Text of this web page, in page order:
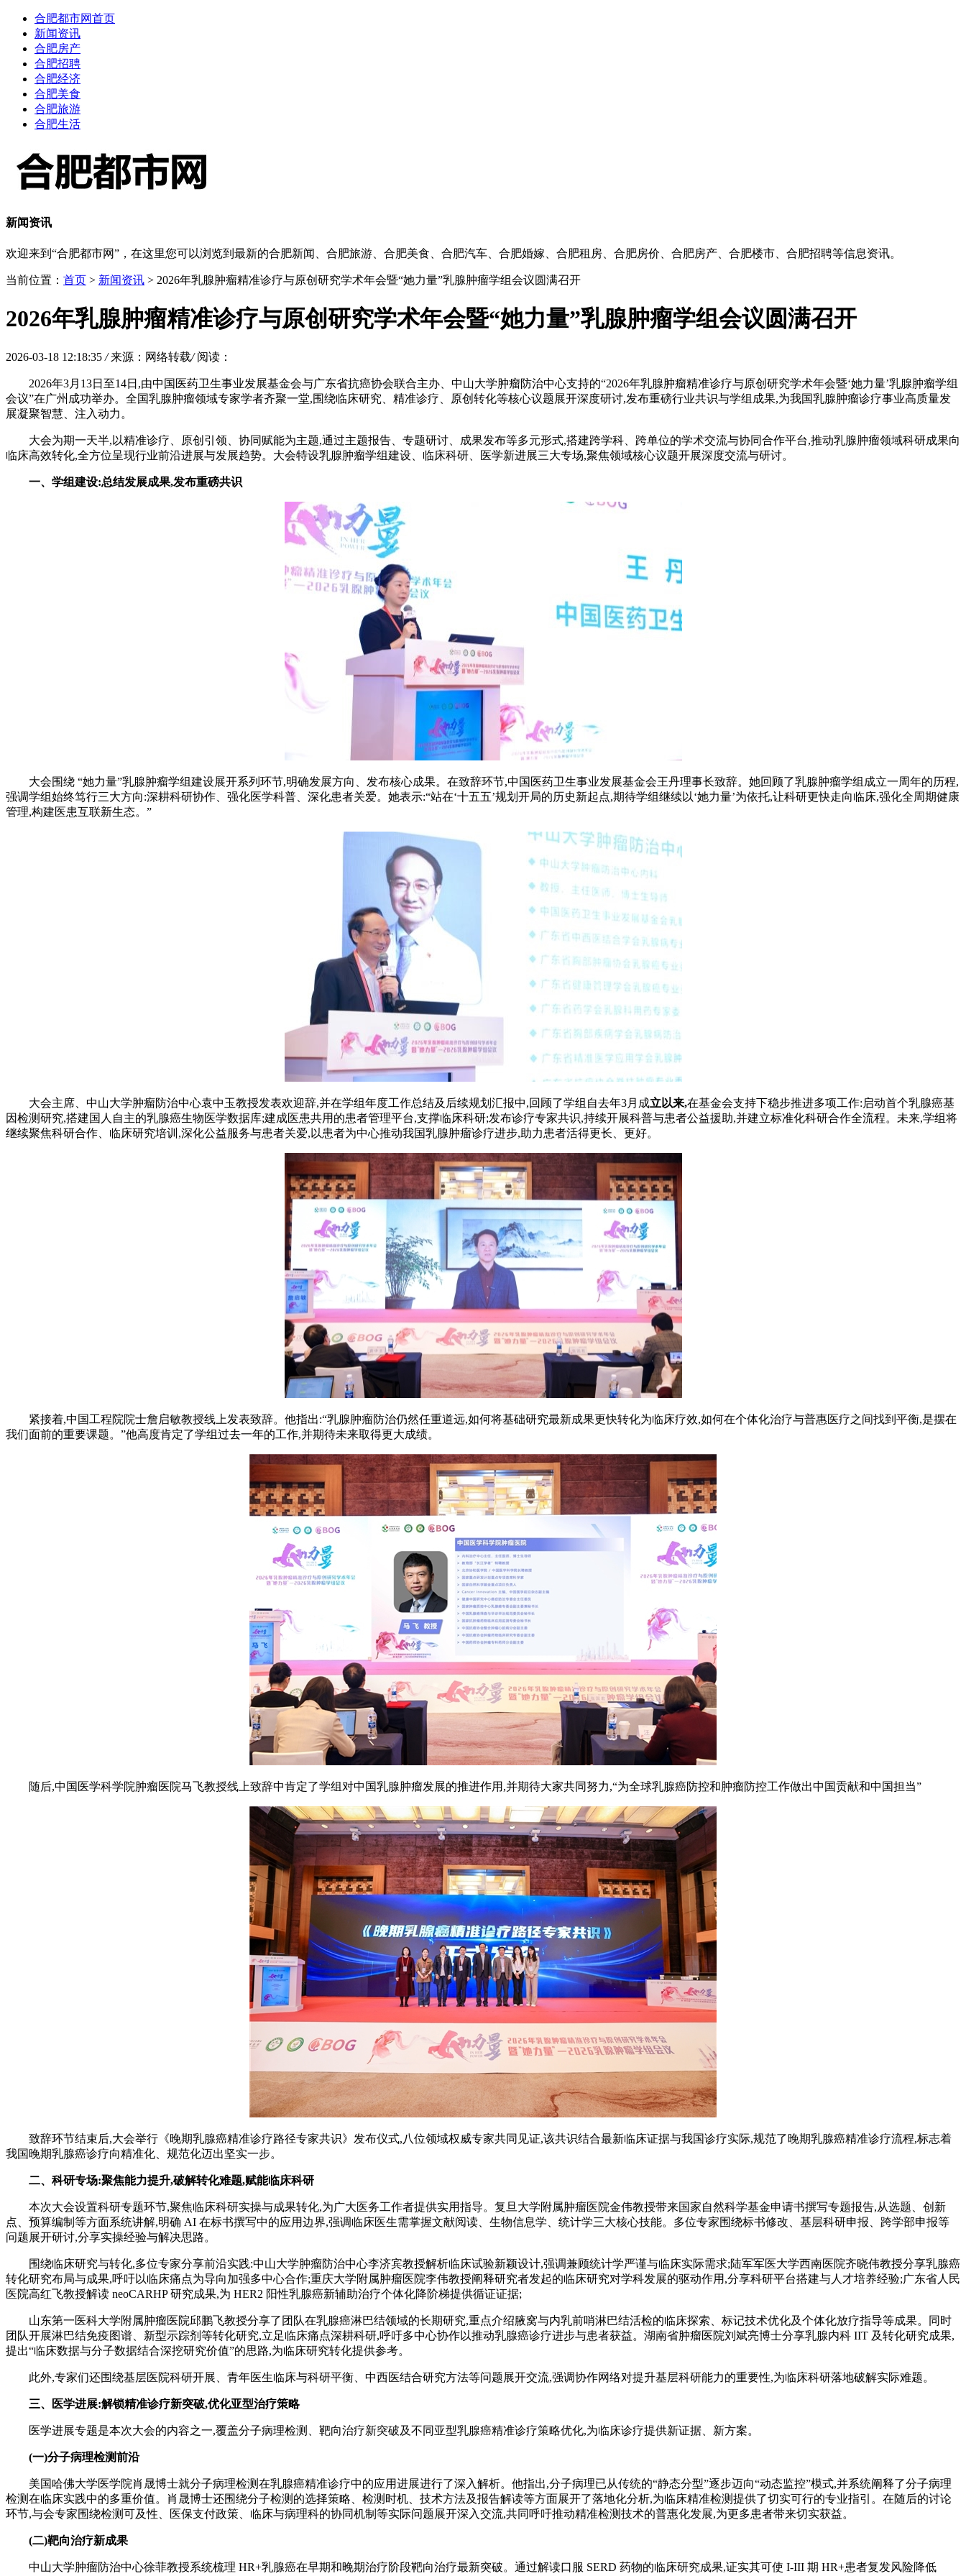
合肥都市网首页
新闻资讯
合肥房产
合肥招聘
合肥经济
合肥美食
合肥旅游
合肥生活
新闻资讯
欢迎来到“合肥都市网”，在这里您可以浏览到最新的合肥新闻、合肥旅游、合肥美食、合肥汽车、合肥婚嫁、合肥租房、合肥房价、合肥房产、合肥楼市、合肥招聘等信息资讯。
当前位置： 首页 > 新闻资讯 > 2026年乳腺肿瘤精准诊疗与原创研究学术年会暨“她力量”乳腺肿瘤学组会议圆满召开
2026年乳腺肿瘤精准诊疗与原创研究学术年会暨“她力量”乳腺肿瘤学组会议圆满召开
2026-03-18 12:18:35/ 来源：网络转载/ 阅读：
2026年3月13日至14日,由中国医药卫生事业发展基金会与广东省抗癌协会联合主办、中山大学肿瘤防治中心支持的“2026年乳腺肿瘤精准诊疗与原创研究学术年会暨‘她力量’乳腺肿瘤学组
会议”在广州成功举办。全国乳腺肿瘤领域专家学者齐聚一堂,围绕临床研究、精准诊疗、原创转化等核心议题展开深度研讨,发布重磅行业共识与学组成果,为我国乳腺肿瘤诊疗事业高质量发
展凝聚智慧、注入动力。
大会为期一天半,以精准诊疗、原创引领、协同赋能为主题,通过主题报告、专题研讨、成果发布等多元形式,搭建跨学科、跨单位的学术交流与协同合作平台,推动乳腺肿瘤领域科研成果向
临床高效转化,全方位呈现行业前沿进展与发展趋势。大会特设乳腺肿瘤学组建设、临床科研、医学新进展三大专场,聚焦领域核心议题开展深度交流与研讨。
一、 学组建设:总结发展成果,发布重磅共识
大会围绕 “她力量”乳腺肿瘤学组建设展开系列环节,明确发展方向、发布核心成果。在致辞环节,中国医药卫生事业发展基金会王丹理事长致辞。她回顾了乳腺肿瘤学组成立一周年的历程,
强调学组始终笃行三大方向:深耕科研协作、强化医学科普、深化患者关爱。她表示:“站在‘十五五’规划开局的历史新起点,期待学组继续以‘她力量’为依托,让科研更快走向临床,强化全周期健康
管理,构建医患互联新生态。”
大会主席、中山大学肿瘤防治中心袁中玉教授发表欢迎辞,并在学组年度工作总结及后续规划汇报中,回顾了学组自去年3月成立以来,在基金会支持下稳步推进多项工作:启动首个乳腺癌基
因检测研究,搭建国人自主的乳腺癌生物医学数据库;建成医患共用的患者管理平台,支撑临床科研;发布诊疗专家共识,持续开展科普与患者公益援助,并建立标准化科研合作全流程。未来,学组将
继续聚焦科研合作、临床研究培训,深化公益服务与患者关爱,以患者为中心推动我国乳腺肿瘤诊疗进步,助力患者活得更长、更好。
紧接着,中国工程院院士詹启敏教授线上发表致辞。他指出:“乳腺肿瘤防治仍然任重道远,如何将基础研究最新成果更快转化为临床疗效,如何在个体化治疗与普惠医疗之间找到平衡,是摆在
我们面前的重要课题。”他高度肯定了学组过去一年的工作,并期待未来取得更大成绩。
随后,中国医学科学院肿瘤医院马飞教授线上致辞中肯定了学组对中国乳腺肿瘤发展的推进作用,并期待大家共同努力,“为全球乳腺癌防控和肿瘤防控工作做出中国贡献和中国担当”
致辞环节结束后,大会举行《晚期乳腺癌精准诊疗路径专家共识》发布仪式,八位领域权威专家共同见证,该共识结合最新临床证据与我国诊疗实际,规范了晚期乳腺癌精准诊疗流程,标志着
我国晚期乳腺癌诊疗向精准化、规范化迈出坚实一步。
二、 科研专场:聚焦能力提升,破解转化难题,赋能临床科研
本次大会设置科研专题环节,聚焦临床科研实操与成果转化,为广大医务工作者提供实用指导。复旦大学附属肿瘤医院金伟教授带来国家自然科学基金申请书撰写专题报告,从选题、创新
点、预算编制等方面系统讲解,明确 AI 在标书撰写中的应用边界,强调临床医生需掌握文献阅读、生物信息学、统计学三大核心技能。多位专家围绕标书修改、基层科研申报、跨学部申报等
问题展开研讨,分享实操经验与解决思路。
围绕临床研究与转化,多位专家分享前沿实践:中山大学肿瘤防治中心李济宾教授解析临床试验新颖设计,强调兼顾统计学严谨与临床实际需求;陆军军医大学西南医院齐晓伟教授分享乳腺癌
转化研究布局与成果,呼吁以临床痛点为导向加强多中心合作;重庆大学附属肿瘤医院李伟教授阐释研究者发起的临床研究对学科发展的驱动作用,分享科研平台搭建与人才培养经验;广东省人民
医院高红飞教授解读 neoCARHP 研究成果,为 HER2 阳性乳腺癌新辅助治疗个体化降阶梯提供循证证据;
山东第一医科大学附属肿瘤医院邱鹏飞教授分享了团队在乳腺癌淋巴结领域的长期研究,重点介绍腋窝与内乳前哨淋巴结活检的临床探索、标记技术优化及个体化放疗指导等成果。同时
团队开展淋巴结免疫图谱、新型示踪剂等转化研究,立足临床痛点深耕科研,呼吁多中心协作以推动乳腺癌诊疗进步与患者获益。湖南省肿瘤医院刘斌亮博士分享乳腺内科 IIT 及转化研究成果,
提出“临床数据与分子数据结合深挖研究价值”的思路,为临床研究转化提供参考。
此外,专家们还围绕基层医院科研开展、青年医生临床与科研平衡、中西医结合研究方法等问题展开交流,强调协作网络对提升基层科研能力的重要性,为临床科研落地破解实际难题。
三、 医学进展:解锁精准诊疗新突破,优化亚型治疗策略
医学进展专题是本次大会的内容之一,覆盖分子病理检测、靶向治疗新突破及不同亚型乳腺癌精准诊疗策略优化,为临床诊疗提供新证据、新方案。
(一)分子病理检测前沿
美国哈佛大学医学院肖晟博士就分子病理检测在乳腺癌精准诊疗中的应用进展进行了深入解析。他指出,分子病理已从传统的“静态分型”逐步迈向“动态监控”模式,并系统阐释了分子病理
检测在临床实践中的多重价值。肖晟博士还围绕分子检测的选择策略、检测时机、技术方法及报告解读等方面展开了落地化分析,为临床精准检测提供了切实可行的专业指引。在随后的讨论
环节,与会专家围绕检测可及性、医保支付政策、临床与病理科的协同机制等实际问题展开深入交流,共同呼吁推动精准检测技术的普惠化发展,为更多患者带来切实获益。
(二)靶向治疗新成果
中山大学肿瘤防治中心徐菲教授系统梳理 HR+乳腺癌在早期和晚期治疗阶段靶向治疗最新突破。通过解读口服 SERD 药物的临床研究成果,证实其可使 I-III 期 HR+患者复发风险降低